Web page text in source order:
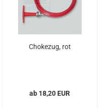
Chokezug, rot
ab 18,20 EUR